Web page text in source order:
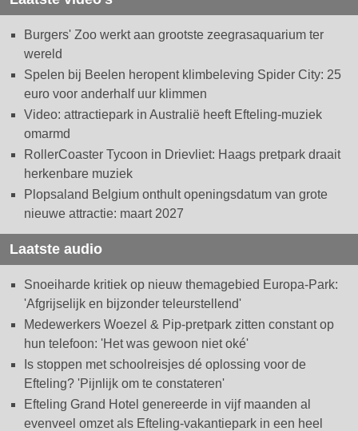
Burgers' Zoo werkt aan grootste zeegrasaquarium ter
wereld
Spelen bij Beelen heropent klimbeleving Spider City: 25
euro voor anderhalf uur klimmen
Video: attractiepark in Australië heeft Efteling-muziek
omarmd
RollerCoaster Tycoon in Drievliet: Haags pretpark draait
herkenbare muziek
Plopsaland Belgium onthult openingsdatum van grote
nieuwe attractie: maart 2027
Laatste audio
Snoeiharde kritiek op nieuw themagebied Europa-Park:
'Afgrijselijk en bijzonder teleurstellend'
Medewerkers Woezel & Pip-pretpark zitten constant op
hun telefoon: 'Het was gewoon niet oké'
Is stoppen met schoolreisjes dé oplossing voor de
Efteling? 'Pijnlijk om te constateren'
Efteling Grand Hotel genereerde in vijf maanden al
evenveel omzet als Efteling-vakantiepark in een heel